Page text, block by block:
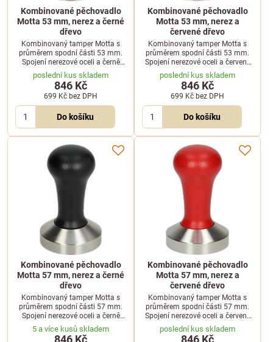
Kombinované pěchovadlo
Motta 53 mm, nerez a černé
dřevo
Kombinovaný tamper Motta s
průměrem spodní části 53 mm.
Spojení nerezové oceli a černě
lakované dřevěné rukojeti pro
precizní utlačení kávy.
poslední kus skladem
846 Kč
699 Kč bez DPH
Do košíku
Kombinované pěchovadlo
Motta 53 mm, nerez a
červené dřevo
Kombinovaný tamper Motta s
průměrem spodní části 53 mm.
Spojení nerezové oceli a červeně
lakované dřevěné rukojeti pro
precizní utlačení kávy.
poslední kus skladem
846 Kč
699 Kč bez DPH
Do košíku
Kombinované pěchovadlo
Motta 57 mm, nerez a černé
dřevo
Kombinovaný tamper Motta s
průměrem spodní části 57 mm.
Spojení nerezové oceli a černě
lakované dřevěné rukojeti pro
precizní utlačení kávy.
5 a více kusů skladem
846 Kč
Kombinované pěchovadlo
Motta 57 mm, nerez a
červené dřevo
Kombinovaný tamper Motta s
průměrem spodní části 57 mm.
Spojení nerezové oceli a červeně
lakované dřevěné rukojeti pro
precizní utlačení kávy.
poslední kus skladem
846 Kč